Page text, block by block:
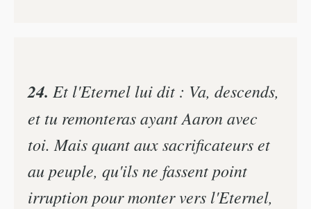
24. Et l'Eternel lui dit : Va, descends,
et tu remonteras ayant Aaron avec
toi. Mais quant aux sacrificateurs et
au peuple, qu'ils ne fassent point
irruption pour monter vers l'Eternel,